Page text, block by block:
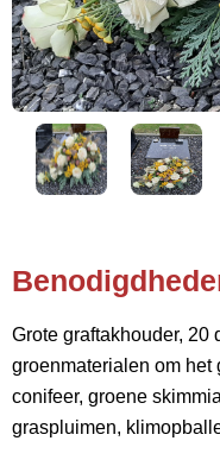
Grote graftakhouder, 20
groenmaterialen om het
conifeer, groene
graspluimen,